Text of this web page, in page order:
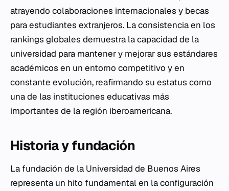
atrayendo colaboraciones internacionales y becas
para estudiantes extranjeros. La consistencia en los
rankings globales demuestra la capacidad de la
universidad para mantener y mejorar sus estándares
académicos en un entorno competitivo y en
constante evolución, reafirmando su estatus como
una de las instituciones educativas más
importantes de la región iberoamericana.
Historia y fundación
La fundación de la Universidad de Buenos Aires
representa un hito fundamental en la configuración